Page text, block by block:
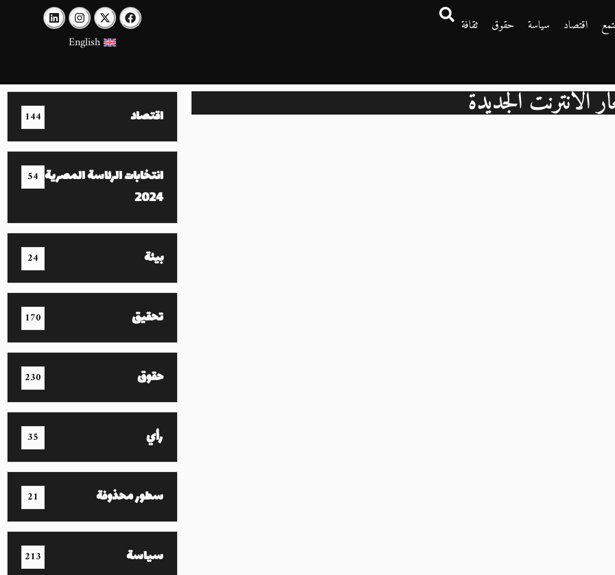
اقتصاد سياسة حقوق
ثقافة
English
الانترنت الجديدة اقتصاد 144
انتخابات الرئاسة المصرية
2024
54
بيئة 24
تحقيق 170
حقوق 230
رأي 35
سطور محذوفة 21
سياسة 213